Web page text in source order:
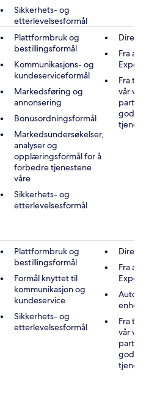
Sikkerhets- og
etterlevelsesformål
Plattformbruk og
bestillingsformål
Kommunikasjons- og
kundeserviceformål
Markedsføring og
annonsering
Bonusordningsformål
Markedsundersøkelser,
analyser og
opplæringsformål for å
forbedre tjenestene
våre
Sikkerhets- og
etterlevelsesformål
Fra
Fra
vår
Plattformbruk og
bestillingsformål
Formål knyttet til
kommunikasjon og
kundeservice
Sikkerhets- og
etterlevelsesformål
Fra
Fra
vår